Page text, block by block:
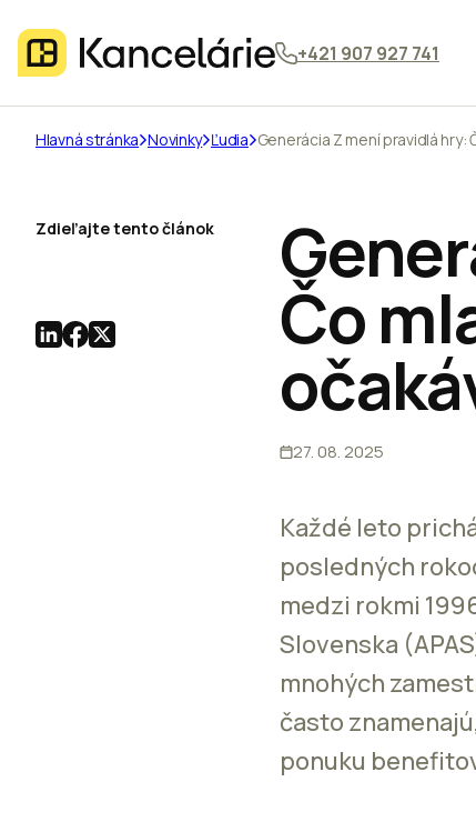
+421 907 927 741
Hlavná stránka Novinky Ľudia Generácia Z mení pravidlá
Čo
27. 08. 2025
Každé leto
posledných
medzi rokmi
Slovenska
mnohých
často
ponuku
Zdieľajte tento článok